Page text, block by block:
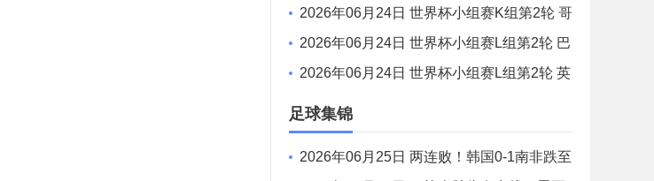
增城澳体 VS 湖北超级先生 全场录像
2026年06月24日 世界杯小组赛K组第2轮 哥
伦比亚vs民主刚果 全场录像
2026年06月24日 世界杯小组赛L组第2轮 巴
拿马vs克罗地亚 全场录像
2026年06月24日 世界杯小组赛L组第2轮 英
格兰vs加纳 全场录像
足球集锦
2026年06月25日 两连败！韩国0-1南非跌至